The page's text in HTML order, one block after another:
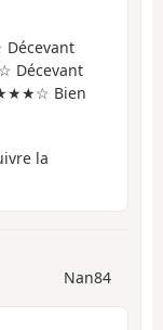
Bien
la
Nan84